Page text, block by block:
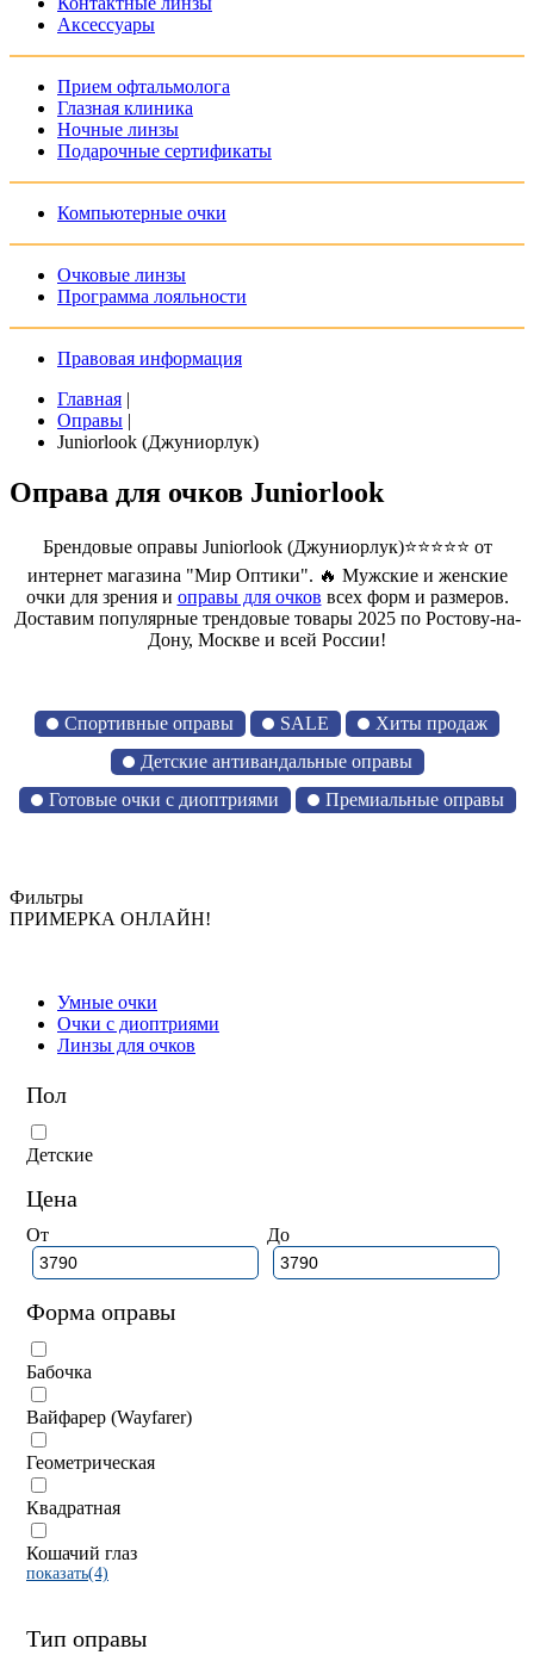
Аксессуары
Прием офтальмолога
Глазная клиника
Ночные линзы
Подарочные сертификаты
Компьютерные очки
Очковые линзы
Программа лояльности
Правовая информация
Главная |
Оправы |
Juniorlook (Джуниорлук)
Оправа для очков Juniorlook
Брендовые оправы Juniorlook (Джуниорлук)⭐⭐⭐⭐⭐ от
интернет магазина "Мир Оптики". 🔥 Мужские и женские
очки для зрения и оправы для очков всех форм и размеров.
Доставим популярные трендовые товары 2025 по Ростову-на-
Дону, Москве и всей России!
Спортивные оправы SALE
Хиты продаж
Детские антивандальные оправы
Готовые очки с диоптриями
Премиальные оправы
Фильтры
ПРИМЕРКА ОНЛАЙН!
Умные очки
Очки с диоптриями
Линзы для очков
Пол
Детские
Цена
От До
Форма оправы
Бабочка
Вайфарер (Wayfarer)
Геометрическая
Квадратная
Кошачий глаз
показать(4)
Тип оправы